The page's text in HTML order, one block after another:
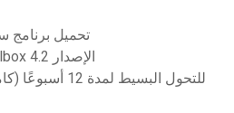
تحميل برنامج
تحميل برنامج oracle virtualbox الإصدار 4.2